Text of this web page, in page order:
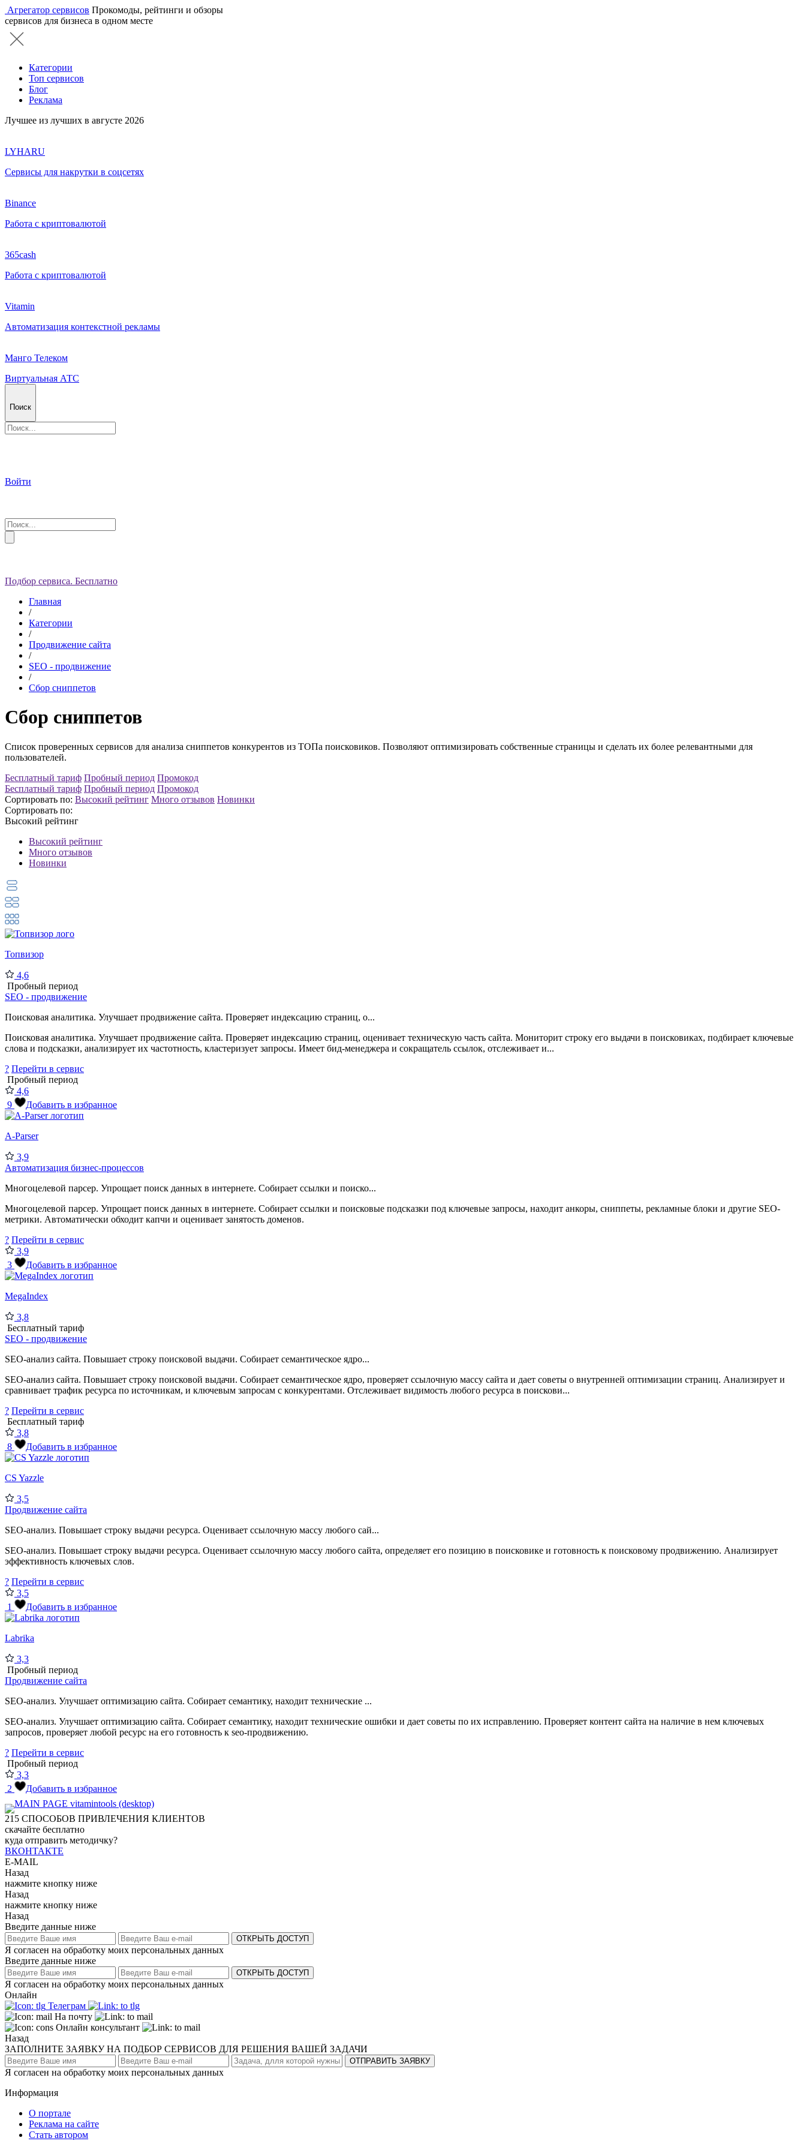
Агрегатор сервисов Прокомоды, рейтинги и обзоры
сервисов для бизнеса в одном месте
Категории
Топ сервисов
Блог
Реклама
Лучшее из лучших в августе 2026
LYHARU
Сервисы для накрутки в соцсетях
Binance
Работа с криптовалютой
365cash
Работа с криптовалютой
Vitamin
Автоматизация контекстной рекламы
Манго Телеком
Виртуальная АТС
Поиск
Войти
Подбор сервиса. Бесплатно
Главная
/
Категории
/
Продвижение сайта
/
SEO - продвижение
/
Сбор сниппетов
Сбор сниппетов
Список проверенных сервисов для анализа сниппетов конкурентов из ТОПа поисковиков. Позволяют оптимизировать собственные страницы и сделать их более релевантными для
пользователей.
Бесплатный тариф Пробный период Промокод
Бесплатный тариф Пробный период Промокод
Сортировать по: Высокий рейтинг Много отзывов Новинки
Сортировать по:
Высокий рейтинг
Высокий рейтинг
Много отзывов
Новинки
Топвизор
4,6
Пробный период
SEO - продвижение
Поисковая аналитика. Улучшает продвижение сайта. Проверяет индексацию страниц, о...
Поисковая аналитика. Улучшает продвижение сайта. Проверяет индексацию страниц, оценивает техническую часть сайта. Мониторит строку его выдачи в поисковиках, подбирает ключевые
слова и подсказки, анализирует их частотность, кластеризует запросы. Имеет бид-менеджера и сокращатель ссылок, отслеживает и...
? Перейти в сервис
Пробный период
4,6
9
Добавить в избранное
A-Parser
3,9
Автоматизация бизнес-процессов
Многоцелевой парсер. Упрощает поиск данных в интернете. Собирает ссылки и поиско...
Многоцелевой парсер. Упрощает поиск данных в интернете. Собирает ссылки и поисковые подсказки под ключевые запросы, находит анкоры, сниппеты, рекламные блоки и другие SEO-
метрики. Автоматически обходит капчи и оценивает занятость доменов.
? Перейти в сервис
3,9
3
Добавить в избранное
MegaIndex
3,8
Бесплатный тариф
SEO - продвижение
SEO-анализ сайта. Повышает строку поисковой выдачи. Собирает семантическое ядро...
SEO-анализ сайта. Повышает строку поисковой выдачи. Собирает семантическое ядро, проверяет ссылочную массу сайта и дает советы о внутренней оптимизации страниц. Анализирует и
сравнивает трафик ресурса по источникам, и ключевым запросам с конкурентами. Отслеживает видимость любого ресурса в поискови...
? Перейти в сервис
Бесплатный тариф
3,8
8
Добавить в избранное
CS Yazzle
3,5
Продвижение сайта
SEO-анализ. Повышает строку выдачи ресурса. Оценивает ссылочную массу любого сай...
SEO-анализ. Повышает строку выдачи ресурса. Оценивает ссылочную массу любого сайта, определяет его позицию в поисковике и готовность к поисковому продвижению. Анализирует
эффективность ключевых слов.
? Перейти в сервис
3,5
1
Добавить в избранное
Labrika
3,3
Пробный период
Продвижение сайта
SEO-анализ. Улучшает оптимизацию сайта. Собирает семантику, находит технические ...
SEO-анализ. Улучшает оптимизацию сайта. Собирает семантику, находит технические ошибки и дает советы по их исправлению. Проверяет контент сайта на наличие в нем ключевых
запросов, проверяет любой ресурс на его готовность к seo-продвижению.
? Перейти в сервис
Пробный период
3,3
2
Добавить в избранное
215 СПОСОБОВ ПРИВЛЕЧЕНИЯ КЛИЕНТОВ
скачайте бесплатно
куда отправить методичку?
ВКОНТАКТЕ
E-MAIL
Назад
нажмите кнопку ниже
Назад
нажмите кнопку ниже
Назад
Введите данные ниже
ОТКРЫТЬ ДОСТУП
Я согласен на обработку моих персональных данных
Введите данные ниже
ОТКРЫТЬ ДОСТУП
Я согласен на обработку моих персональных данных
Онлайн
Телеграм
На почту
Онлайн консультант
Назад
ЗАПОЛНИТЕ ЗАЯВКУ НА ПОДБОР СЕРВИСОВ ДЛЯ РЕШЕНИЯ ВАШЕЙ ЗАДАЧИ
ОТПРАВИТЬ ЗАЯВКУ
Я согласен на обработку моих персональных данных
Информация
О портале
Реклама на сайте
Стать автором